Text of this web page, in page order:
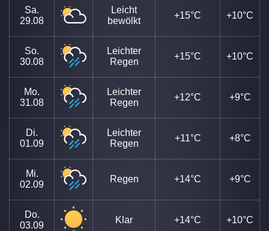
Sa.
29.08
Leicht
bewölkt
+15°C +10°C
So.
30.08
Leichter
Regen
+15°C +10°C
Mo.
31.08
Leichter
Regen
+12°C +9°C
Di.
01.09
Leichter
Regen
+11°C +8°C
Mi.
02.09
Regen +14°C +9°C
Do.
03.09
Klar +14°C +10°C